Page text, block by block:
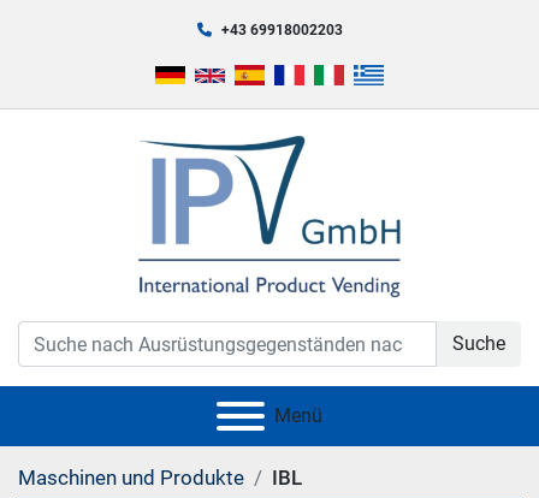
+43 69918002203
Suche
Menü
Maschinen und Produkte IBL